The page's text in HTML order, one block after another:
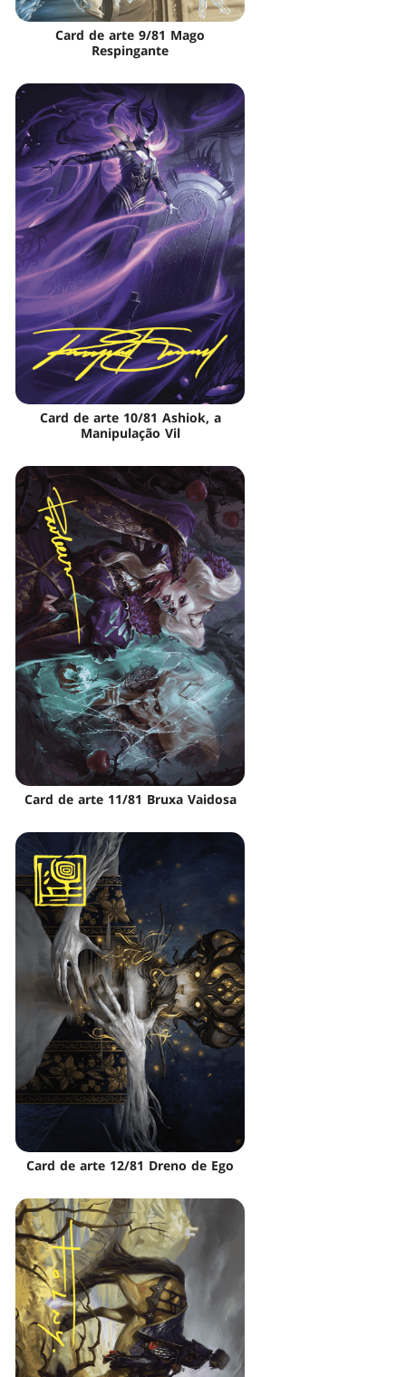
Card de arte 9/81 Mago
Respingante
Card de arte 10/81 Ashiok, a
Manipulação Vil
Card de arte 11/81 Bruxa Vaidosa
Card de arte 12/81 Dreno de Ego